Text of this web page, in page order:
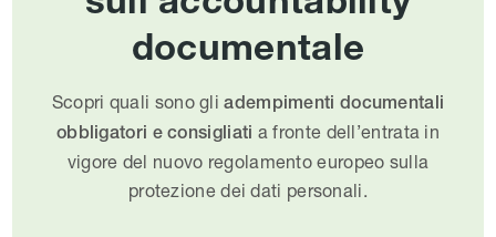
documentale
Scopri quali sono gliadempimenti documentali
obbligatori e consigliati a fronte dell’entrata in
vigore del nuovo regolamento europeo sulla
protezione dei dati personali.